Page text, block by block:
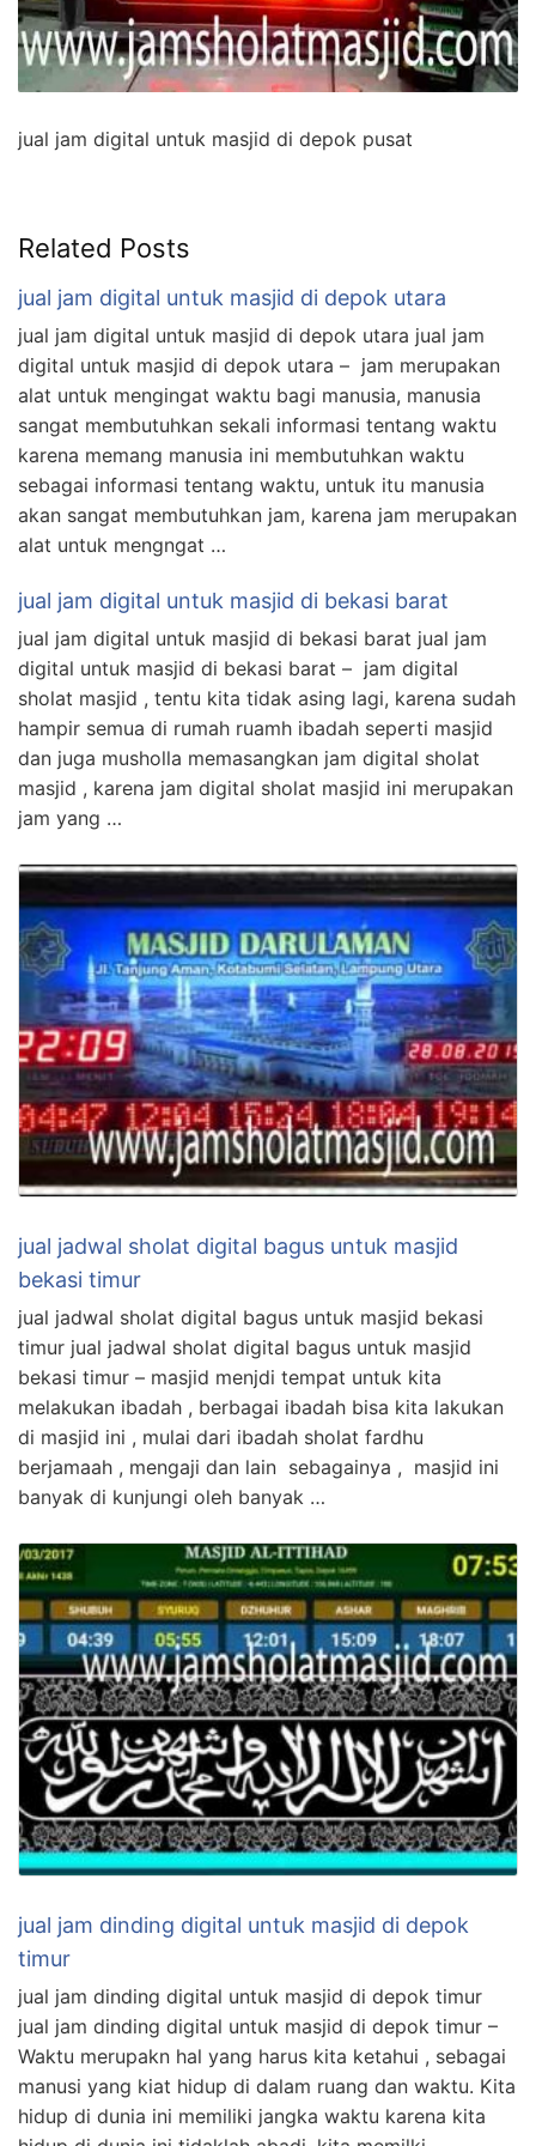
jual jam digital untuk masjid di depok pusat
Related Posts
jual jam digital untuk masjid di depok utara
jual jam digital untuk masjid di depok utara jual jam
digital untuk masjid di depok utara – jam merupakan
alat untuk mengingat waktu bagi manusia, manusia
sangat membutuhkan sekali informasi tentang waktu
karena memang manusia ini membutuhkan waktu
sebagai informasi tentang waktu, untuk itu manusia
akan sangat membutuhkan jam, karena jam merupakan
alat untuk mengngat …
jual jam digital untuk masjid di bekasi barat
jual jam digital untuk masjid di bekasi barat jual jam
digital untuk masjid di bekasi barat – jam digital
sholat masjid , tentu kita tidak asing lagi, karena sudah
hampir semua di rumah ruamh ibadah seperti masjid
dan juga musholla memasangkan jam digital sholat
masjid , karena jam digital sholat masjid ini merupakan
jam yang …
jual jadwal sholat digital bagus untuk masjid
bekasi timur
jual jadwal sholat digital bagus untuk masjid bekasi
timur jual jadwal sholat digital bagus untuk masjid
bekasi timur – masjid menjdi tempat untuk kita
melakukan ibadah , berbagai ibadah bisa kita lakukan
di masjid ini , mulai dari ibadah sholat fardhu
berjamaah , mengaji dan lain sebagainya , masjid ini
banyak di kunjungi oleh banyak …
jual jam dinding digital untuk masjid di depok
timur
jual jam dinding digital untuk masjid di depok timur
jual jam dinding digital untuk masjid di depok timur –
Waktu merupakn hal yang harus kita ketahui , sebagai
manusi yang kiat hidup di dalam ruang dan waktu. Kita
hidup di dunia ini memiliki jangka waktu karena kita